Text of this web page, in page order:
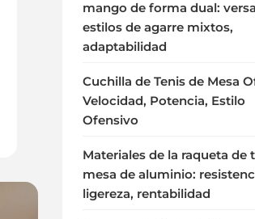
mango de forma dual:
estilos de agarre mixtos,
adaptabilidad
Cuchilla de Tenis de Mesa
Velocidad, Potencia, Estilo
Ofensivo
Materiales de la raqueta de
mesa de aluminio:
ligereza, rentabilidad